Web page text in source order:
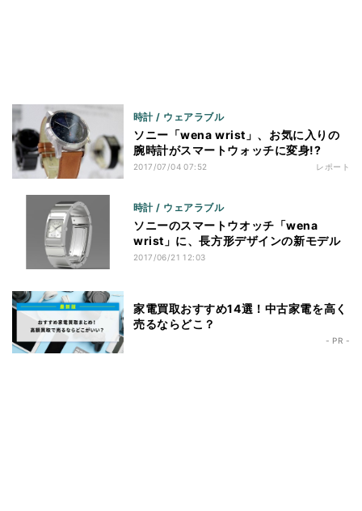
時計 / ウェアラブル
ソニー「wena wrist」、お気に入りの
腕時計がスマートウォッチに変身!?
2017/07/04 07:52 レポート
時計 / ウェアラブル
ソニーのスマートウオッチ「wena
wrist」に、長方形デザインの新モデル
2017/06/21 12:03
家電買取おすすめ14選！中古家電を高く
売るならどこ？
- PR -